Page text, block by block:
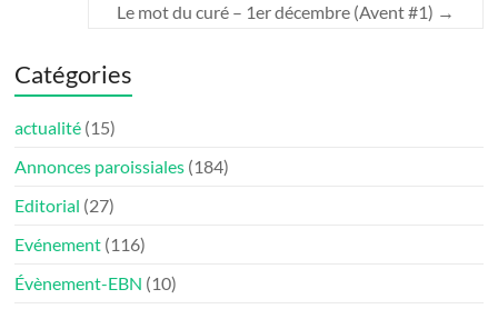
Le mot du curé – 1er décembre (Avent #1) →
Catégories
actualité (15)
Annonces paroissiales (184)
Editorial (27)
Evénement (116)
Évènement-EBN (10)